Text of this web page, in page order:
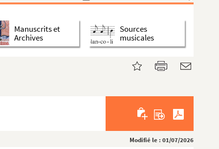
Manuscrits et
Archives
Sources
musicales
Modifié le : 01/07/2026